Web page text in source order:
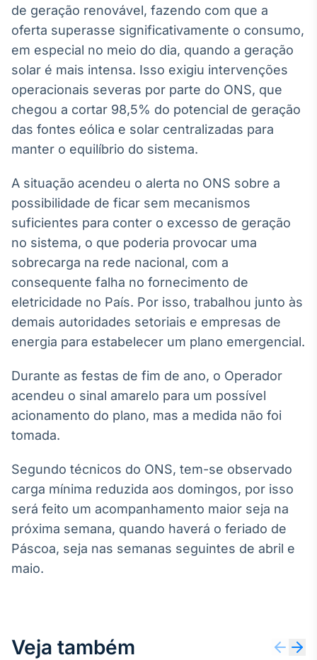
para conteúdos e
Broadcast
Wallboard
Conteúdos e
dados para
displays e telas
Curadoria
Curadoria de
conteúdos
Soluções de
Tecnologia
Broadcast
Radar
Monitoramento
notícias e
de investimento
no Brasil
IA
Em breve
de geração renovável, fazendo com que a
oferta superasse significativamente o consumo,
em especial no meio do dia, quando a geração
solar é mais intensa. Isso exigiu intervenções
operacionais severas por parte do ONS, que
chegou a cortar 98,5% do potencial de geração
das fontes eólica e solar centralizadas para
manter o equilíbrio do sistema.
A situação acendeu o alerta no ONS sobre a
possibilidade de ficar sem mecanismos
suficientes para conter o excesso de geração
no sistema, o que poderia provocar uma
sobrecarga na rede nacional, com a
consequente falha no fornecimento de
eletricidade no País. Por isso, trabalhou junto às
demais autoridades setoriais e empresas de
energia para estabelecer um plano emergencial.
Durante as festas de fim de ano, o Operador
acendeu o sinal amarelo para um possível
acionamento do plano, mas a medida não foi
tomada.
Segundo técnicos do ONS, tem-se observado
carga mínima reduzida aos domingos, por isso
será feito um acompanhamento maior seja na
próxima semana, quando haverá o feriado de
Páscoa, seja nas semanas seguintes de abril e
maio.
Veja também